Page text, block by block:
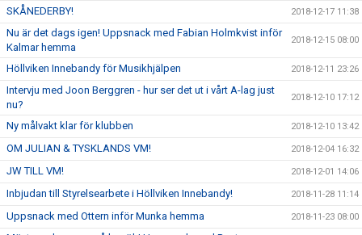
SKÅNEDERBY! 2018-12-17 11:38
Nu är det dags igen! Uppsnack med Fabian Holmkvist inför
Kalmar hemma
2018-12-15 08:00
Höllviken Innebandy för Musikhjälpen 2018-12-11 23:26
Intervju med Joon Berggren - hur ser det ut i vårt A-lag just
nu?
2018-12-10 17:12
Ny målvakt klar för klubben 2018-12-10 13:42
OM JULIAN & TYSKLANDS VM! 2018-12-04 16:32
JW TILL VM! 2018-12-01 14:06
Inbjudan till Styrelsearbete i Höllviken Innebandy! 2018-11-28 11:14
Uppsnack med Ottern inför Munka hemma 2018-11-23 08:00